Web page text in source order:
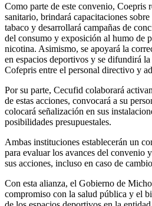
Como parte de este convenio, Coepris
sanitario, brindará capacitaciones
tabaco y desarrollará campañas de
del consumo y exposición al humo de
nicotina. Asimismo, se apoyará la
en espacios deportivos y se difundirá
Cofepris entre el personal directivo y
Por su parte, Cecufid colaborará
de estas acciones, convocará a su
colocará señalización en sus
posibilidades presupuestales.
Ambas instituciones establecerán un
para evaluar los avances del convenio
sus acciones, incluso en caso de
Con esta alianza, el Gobierno de
compromiso con la salud pública y el